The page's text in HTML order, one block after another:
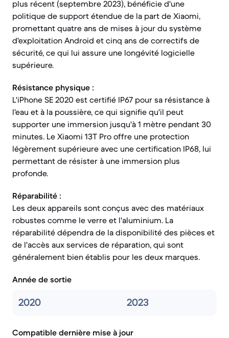
plus récent (septembre 2023), bénéficie d'une
politique de support étendue de la part de Xiaomi,
promettant quatre ans de mises à jour du système
d'exploitation Android et cinq ans de correctifs de
sécurité, ce qui lui assure une longévité logicielle
supérieure.
Résistance physique :
L'iPhone SE 2020 est certifié IP67 pour sa résistance à
l'eau et à la poussière, ce qui signifie qu'il peut
supporter une immersion jusqu'à 1 mètre pendant 30
minutes. Le Xiaomi 13T Pro offre une protection
légèrement supérieure avec une certification IP68, lui
permettant de résister à une immersion plus
profonde.
Réparabilité :
Les deux appareils sont conçus avec des matériaux
robustes comme le verre et l'aluminium. La
réparabilité dépendra de la disponibilité des pièces et
de l'accès aux services de réparation, qui sont
généralement bien établis pour les deux marques.
Année de sortie
2020 2023
Compatible dernière mise à jour